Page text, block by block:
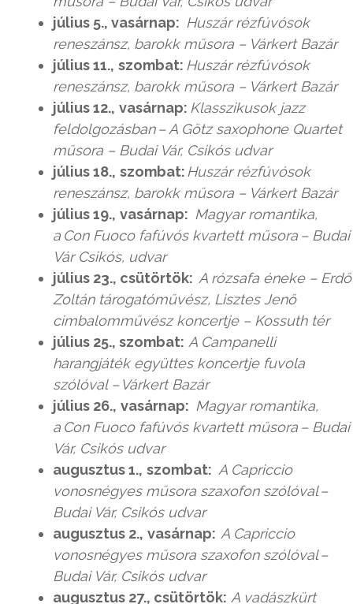
július 5., vasárnap: Huszár rézfúvósok
reneszánsz, barokk műsora – Várkert Bazár
július 11., szombat: Huszár rézfúvósok
reneszánsz, barokk műsora – Várkert Bazár
július 12., vasárnap: Klasszikusok jazz
feldolgozásban – A Götz saxophone Quartet
műsora – Budai Vár, Csikós udvar
július 18., szombat: Huszár rézfúvósok
reneszánsz, barokk műsora – Várkert Bazár
július 19., vasárnap: Magyar romantika,
a Con Fuoco fafúvós kvartett műsora – Budai
Vár Csikós, udvar
július 23., csütörtök: A rózsafa éneke – Erdő
Zoltán tárogatóművész, Lisztes Jenő
cimbalomművész koncertje – Kossuth tér
július 25., szombat: A Campanelli
harangjáték együttes koncertje fuvola
szólóval – Várkert Bazár
július 26., vasárnap: Magyar romantika,
a Con Fuoco fafúvós kvartett műsora – Budai
Vár, Csikós udvar
augusztus 1., szombat: A Capriccio
vonosnégyes műsora szaxofon szólóval –
Budai Vár, Csikós udvar
augusztus 2., vasárnap: A Capriccio
vonosnégyes műsora szaxofon szólóval –
Budai Vár, Csikós udvar
augusztus 27., csütörtök: A vadászkürt